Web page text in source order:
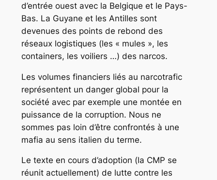
d’entrée ouest avec la Belgique et le Pays-
Bas. La Guyane et les Antilles sont
devenues des points de rebond des
réseaux logistiques (les « mules », les
containers, les voiliers …) des narcos.
Les volumes financiers liés au narcotrafic
représentent un danger global pour la
société avec par exemple une montée en
puissance de la corruption. Nous ne
sommes pas loin d’être confrontés à une
mafia au sens italien du terme.
Le texte en cours d’adoption (la CMP se
réunit actuellement) de lutte contre les